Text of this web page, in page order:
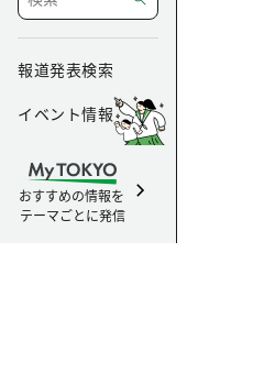
報道発表検索
イベント情報
おすすめの情報を
テーマごとに発信